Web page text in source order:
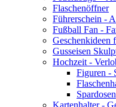
Flaschenöffner
Führerschein -
Fußball Fan -
Geschenkideen
Gusseisen
Hochzeit -
Figuren -
Spardosen